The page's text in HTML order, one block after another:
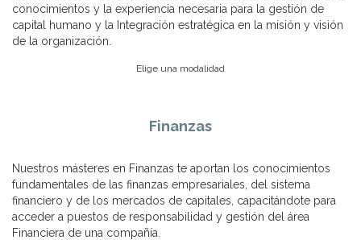
conocimientos y la experiencia necesaria para la gestión de
capital humano y la Integración estratégica en la misión y visión
de la organización.
Elige una modalidad
Finanzas
Nuestros másteres en Finanzas te aportan los conocimientos
fundamentales de las finanzas empresariales, del sistema
financiero y de los mercados de capitales, capacitándote para
acceder a puestos de responsabilidad y gestión del área
Financiera de una compañía.